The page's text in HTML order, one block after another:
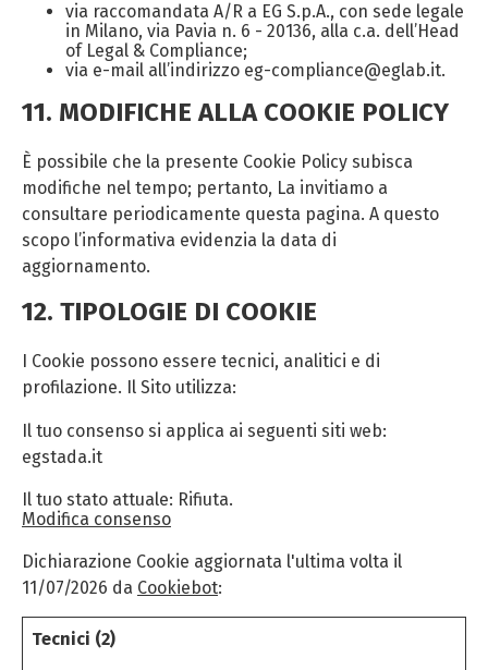
via raccomandata A/R a EG S.p.A., con sede legale
in Milano, via Pavia n. 6 - 20136, alla c.a. dell’Head
of Legal & Compliance;
via e-mail all’indirizzo eg-compliance@eglab.it.
11. MODIFICHE ALLA COOKIE POLICY
È possibile che la presente Cookie Policy subisca
modifiche nel tempo; pertanto, La invitiamo a
consultare periodicamente questa pagina. A questo
scopo l’informativa evidenzia la data di
aggiornamento.
12. TIPOLOGIE DI COOKIE
I Cookie possono essere tecnici, analitici e di
profilazione. Il Sito utilizza:
Il tuo consenso si applica ai seguenti siti web:
egstada.it
Il tuo stato attuale: Rifiuta.
Modifica consenso
Dichiarazione Cookie aggiornata l'ultima volta il
11/07/2026 da Cookiebot:
Tecnici (2)